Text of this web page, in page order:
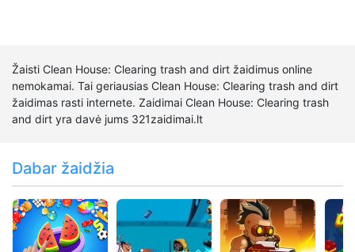
Žaisti Clean House: Clearing trash and dirt žaidimus online
nemokamai. Tai geriausias Clean House: Clearing trash and dirt
žaidimas rasti internete. Zaidimai Clean House: Clearing trash
and dirt yra davė jums 321zaidimai.lt
Dabar žaidžia